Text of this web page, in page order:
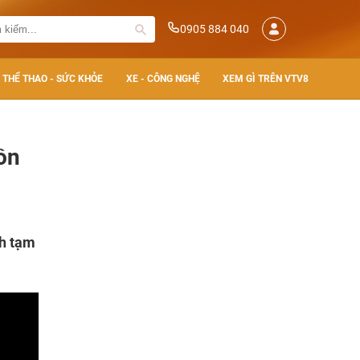
0905 884 040
THỂ THAO - SỨC KHỎE XE - CÔNG NGHỆ XEM GÌ TRÊN VTV8
tạm